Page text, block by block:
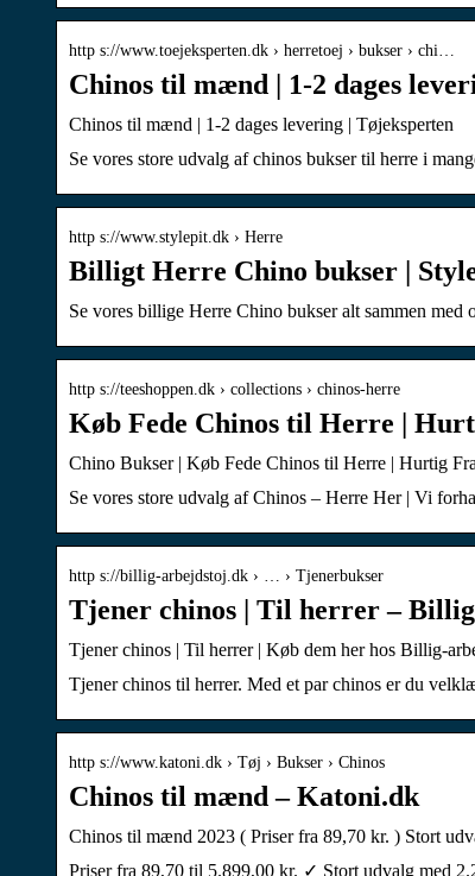
http s://www.toejeksperten.dk › herretoej › bukser › chi…
Chinos til mænd | 1-2 dages
Chinos til mænd | 1-2 dages levering | Tøjeksperten
Se vores store udvalg af chinos bukser til herre i
http s://www.stylepit.dk › Herre
Billigt Herre Chino bukser |
Se vores billige Herre Chino bukser alt sammen
http s://teeshoppen.dk › collections › chinos-herre
Køb Fede Chinos til Herre |
Chino Bukser | Køb Fede Chinos til Herre | Hurtig
Se vores store udvalg af Chinos – Herre Her | Vi
http s://billig-arbejdstoj.dk › … › Tjenerbukser
Tjener chinos | Til herrer –
Tjener chinos | Til herrer | Køb dem her hos Billig-
Tjener chinos til herrer. Med et par chinos er du
http s://www.katoni.dk › Tøj › Bukser › Chinos
Chinos til mænd – Katoni.dk
Chinos til mænd 2023 ( Priser fra 89,70 kr. ) Stort
Priser fra 89,70 til 5.899,00 kr. ✓ Stort udvalg med